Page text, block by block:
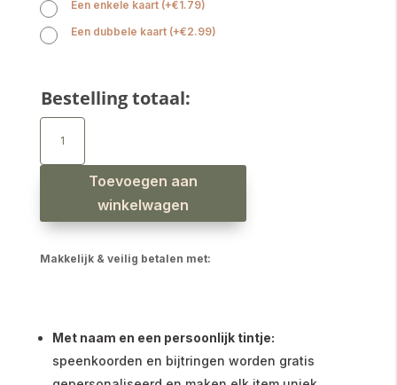
Een enkele kaart (+€1.79)
Een dubbele kaart (+€2.99)
Bestelling totaal:
Siliconen
beer
creme
Toevoegen aan
winkelwagen
Makkelijk & veilig betalen met:
Met naam en een persoonlijk tintje:
speenkoorden en bijtringen worden gratis